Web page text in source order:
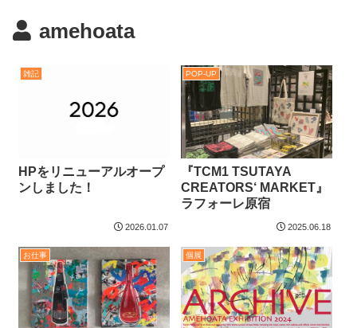
amehoata
雑記
HPをリニューアルオープ
ンしました！
2026.01.07
POP-UP
『TCM1 TSUTAYA
CREATORS‘ MARKET』
ラフォーレ原宿
2025.06.18
お仕事 個展